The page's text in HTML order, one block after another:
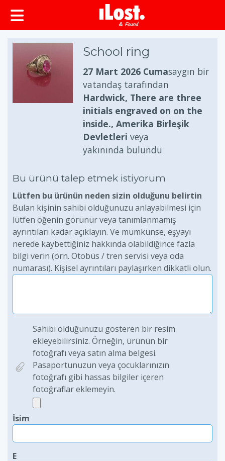
School ring
27 Mart 2026 Cumasaygın bir
vatandaş tarafından
Hardwick, There are three
initials engraved on on the
inside., Amerika Birleşik
Devletleri veya
yakınında bulundu
Bu ürünü talep etmek istiyorum
Lütfen bu ürünün neden sizin olduğunu belirtin
Bulan kişinin sahibi olduğunuzu anlayabilmesi için
lütfen öğenin görünür veya tanımlanmamış
ayrıntıları kadar açıklayın. Ve mümkünse, eşyayı
nerede kaybettiğiniz hakkında olabildiğince fazla
bilgi verin (örn. Otobüs / tren servisi veya oda
numarası). Kişisel ayrıntıları paylaşırken dikkatli olun.
Sahibi olduğunuzu gösteren bir resim
ekleyebilirsiniz. Örneğin, ürünün bir
fotoğrafı veya satın alma belgesi.
Pasaportunuzun veya çocuklarınızın
fotoğrafı gibi hassas bilgiler içeren
fotoğraflar eklemeyin.
İsim
E